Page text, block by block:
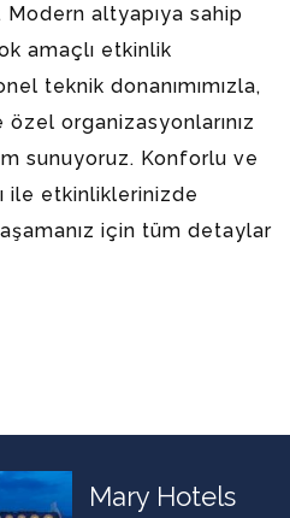
Modern altyapıya sahip
amaçlı etkinlik
teknik donanımımızla,
özel organizasyonlarınız
sunuyoruz. Konforlu ve
ile etkinliklerinizde
için tüm detaylar
Mary Hotels